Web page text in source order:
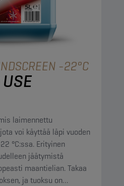
-22°C
laimennettu
voi käyttää läpi vuoden
°C:ssa. Erityinen
jäätymistä
maantielian. Takaa
ja tuoksu on